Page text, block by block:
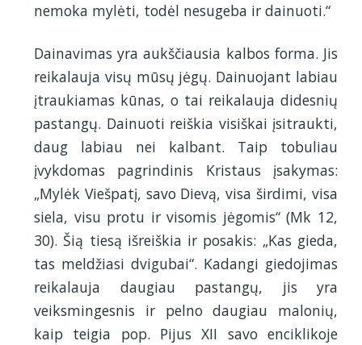
nemoka mylėti, todėl nesugeba ir dainuoti.“
Dainavimas yra aukščiausia kalbos forma. Jis
reikalauja visų mūsų jėgų. Dainuojant labiau
įtraukiamas kūnas, o tai reikalauja didesnių
pastangų. Dainuoti reiškia visiškai įsitraukti,
daug labiau nei kalbant. Taip tobuliau
įvykdomas pagrindinis Kristaus įsakymas:
„Mylėk Viešpatį, savo Dievą, visa širdimi, visa
siela, visu protu ir visomis jėgomis“ (Mk 12,
30). Šią tiesą išreiškia ir posakis: „Kas gieda,
tas meldžiasi dvigubai“. Kadangi giedojimas
reikalauja daugiau pastangų, jis yra
veiksmingesnis ir pelno daugiau malonių,
kaip teigia pop. Pijus XII savo enciklikoje